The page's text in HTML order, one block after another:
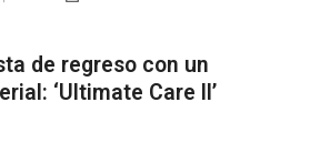
de regreso con un
‘Ultimate Care II’